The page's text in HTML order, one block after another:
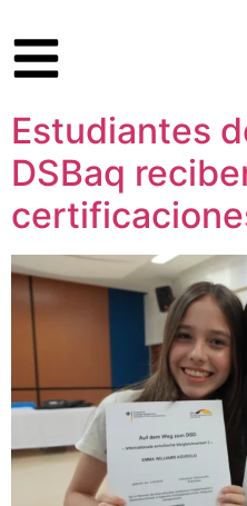
Estudiantes
DSBaq